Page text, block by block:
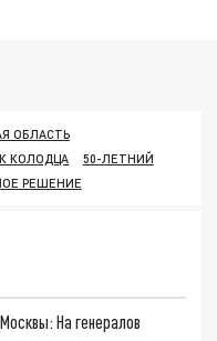
ОБЛАСТЬ
КОЛОДЦА
50-ЛЕТНИЙ
РЕШЕНИЕ
На генералов